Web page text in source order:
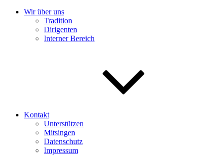
Wir über uns
Tradition
Dirigenten
Interner Bereich
Kontakt
Unterstützen
Mitsingen
Datenschutz
Impressum